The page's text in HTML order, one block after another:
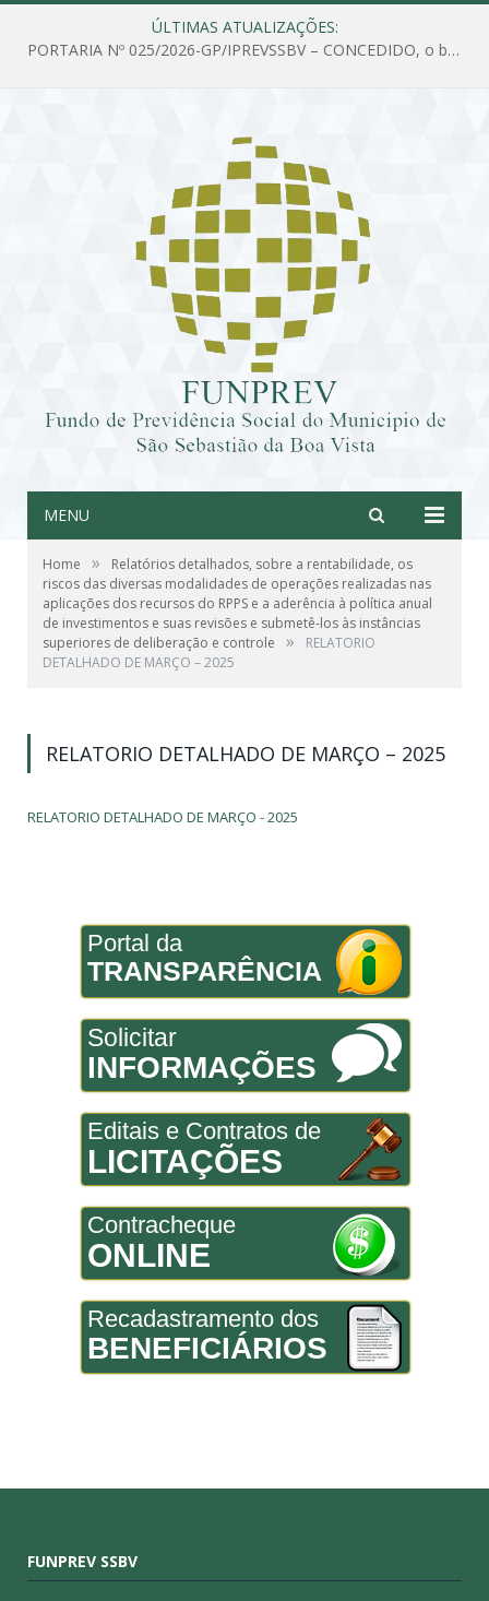
ÚLTIMAS ATUALIZAÇÕES:
PORTARIA Nº 025/2026-GP/IPREVSSBV – CONCEDIDO, o benefício de PENSÃO a MARIA ESTELA DOS SANTOS SOUZA
MENU
Home »
Relatórios detalhados, sobre a rentabilidade, os
riscos das diversas modalidades de operações realizadas nas
aplicações dos recursos do RPPS e a aderência à política anual
de investimentos e suas revisões e submetê-los às instâncias
superiores de deliberação e controle
»
RELATORIO
DETALHADO DE MARÇO – 2025
RELATORIO DETALHADO DE MARÇO – 2025
RELATORIO DETALHADO DE MARÇO - 2025
Portal da
TRANSPARÊNCIA
Solicitar
INFORMAÇÕES
Editais e Contratos de
LICITAÇÕES
Contracheque
ONLINE
Recadastramento dos
BENEFICIÁRIOS
FUNPREV SSBV